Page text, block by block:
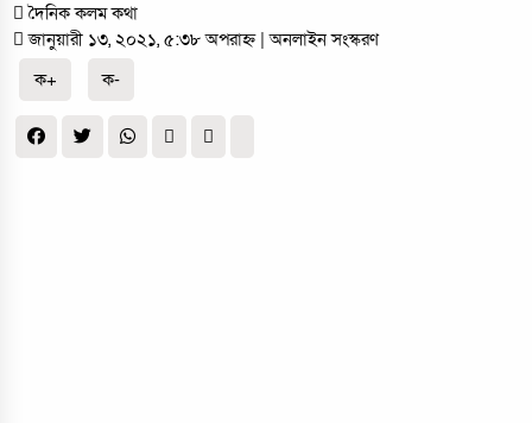
দৈনিক কলম কথা
জানুয়ারী ১৩, ২০২১, ৫:৩৮ অপরাহ্ন | অনলাইন সংস্করণ
ক+
ক-